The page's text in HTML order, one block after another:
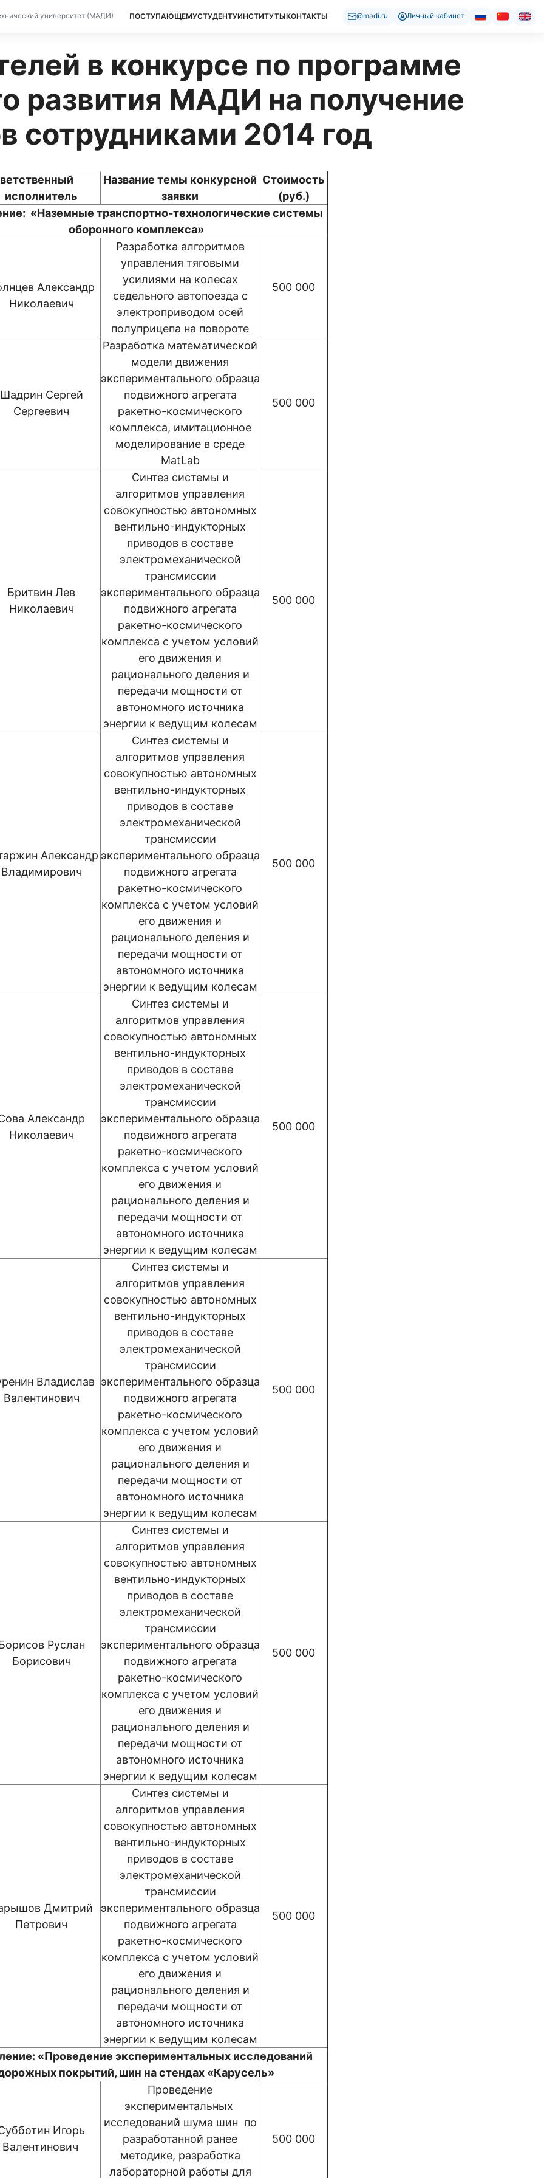
университет (МАДИ) ПОСТУПАЮЩЕМУСТУДЕНТУИНСТИТУТЫКОНТАКТЫ @madi.ru Личный кабинет
в конкурсе по программе
развития МАДИ на получение
сотрудниками 2014 год
исполнитель
Название темы конкурсной
заявки
Стоимость
(руб.)
«Наземные транспортно-технологические системы
оборонного комплекса»
Александр
Николаевич
Разработка алгоритмов
управления тяговыми
усилиями на колесах
седельного автопоезда с
электроприводом осей
полуприцепа на повороте
500 000
Шадрин Сергей
Сергеевич
Разработка математической
модели движения
экспериментального образца
подвижного агрегата
ракетно-космического
комплекса, имитационное
моделирование в среде
MatLab
500 000
Бритвин Лев
Николаевич
Синтез системы и
алгоритмов управления
совокупностью автономных
вентильно-индукторных
приводов в составе
электромеханической
трансмиссии
экспериментального образца
подвижного агрегата
ракетно-космического
комплекса с учетом условий
его движения и
рационального деления и
передачи мощности от
автономного источника
энергии к ведущим колесам
500 000
Александр
Владимирович
Синтез системы и
алгоритмов управления
совокупностью автономных
вентильно-индукторных
приводов в составе
электромеханической
трансмиссии
экспериментального образца
подвижного агрегата
ракетно-космического
комплекса с учетом условий
его движения и
рационального деления и
передачи мощности от
автономного источника
энергии к ведущим колесам
500 000
Александр
Николаевич
Синтез системы и
алгоритмов управления
совокупностью автономных
вентильно-индукторных
приводов в составе
электромеханической
трансмиссии
экспериментального образца
подвижного агрегата
ракетно-космического
комплекса с учетом условий
его движения и
рационального деления и
передачи мощности от
автономного источника
энергии к ведущим колесам
500 000
Владислав
Валентинович
Синтез системы и
алгоритмов управления
совокупностью автономных
вентильно-индукторных
приводов в составе
электромеханической
трансмиссии
экспериментального образца
подвижного агрегата
ракетно-космического
комплекса с учетом условий
его движения и
рационального деления и
передачи мощности от
автономного источника
энергии к ведущим колесам
500 000
Руслан
Борисович
Синтез системы и
алгоритмов управления
совокупностью автономных
вентильно-индукторных
приводов в составе
электромеханической
трансмиссии
экспериментального образца
подвижного агрегата
ракетно-космического
комплекса с учетом условий
его движения и
рационального деления и
передачи мощности от
автономного источника
энергии к ведущим колесам
500 000
Дмитрий
Петрович
Синтез системы и
алгоритмов управления
совокупностью автономных
вентильно-индукторных
приводов в составе
электромеханической
трансмиссии
экспериментального образца
подвижного агрегата
ракетно-космического
комплекса с учетом условий
его движения и
рационального деления и
передачи мощности от
автономного источника
энергии к ведущим колесам
500 000
«Проведение экспериментальных исследований
покрытий, шин на стендах «Карусель»
Игорь
Валентинович
Проведение
экспериментальных
исследований шума шин по
разработанной ранее
методике, разработка
лабораторной работы для
500 000